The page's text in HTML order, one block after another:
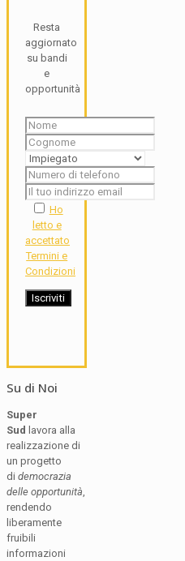
Resta
aggiornato
su bandi
e
opportunità
Ho
letto e
accettato
Termini e
Condizioni
Su di Noi
Super
Sud lavora alla
realizzazione di
un progetto
di democrazia
delle opportunità
rendendo
liberamente
fruibili
informazioni